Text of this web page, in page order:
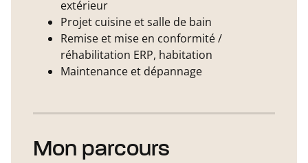
extérieur
Projet cuisine et salle de bain
Remise et mise en conformité /
réhabilitation ERP, habitation
Maintenance et dépannage
Mon parcours